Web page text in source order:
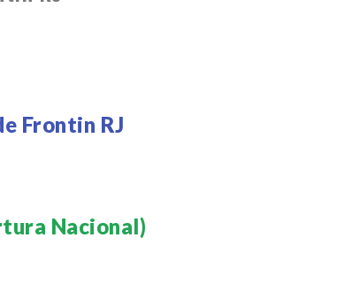
Frontin RJ
Nacional)​